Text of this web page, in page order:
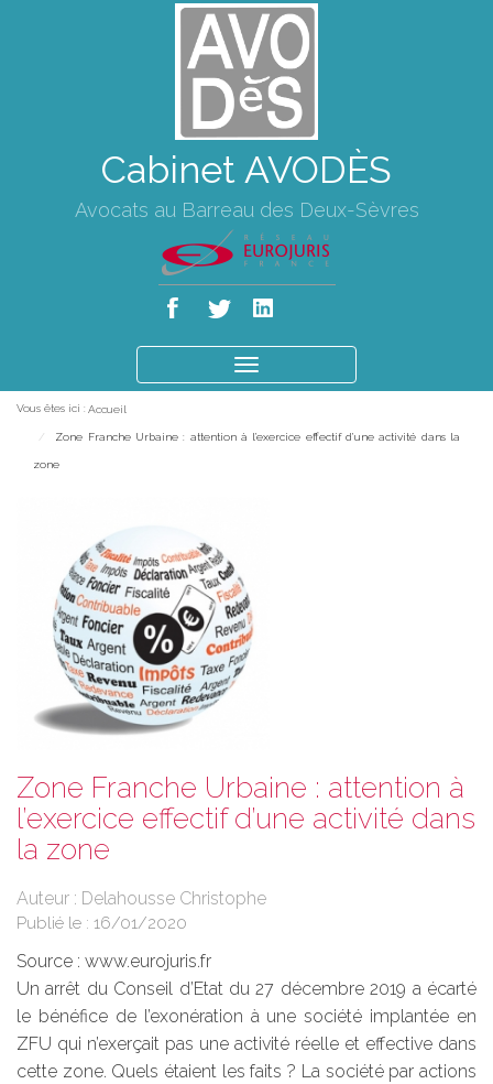
Cabinet AVODÈS
Avocats au Barreau des Deux-Sèvres
le
Vous êtes ici : Accueil
Zone Franche Urbaine : attention à l’exercice effectif d’une activité dans la
zone
Zone Franche Urbaine : attention à
l’exercice effectif d’une activité dans
la zone
Auteur : Delahousse Christophe
Publié le : 16/01/2020
Source : www.eurojuris.fr
Un arrêt du Conseil d’Etat du 27 décembre 2019 a écarté
le bénéfice de l’exonération à une société implantée en
ZFU qui n’exerçait pas une activité réelle et effective dans
cette zone. Quels étaient les faits ? La société par actions